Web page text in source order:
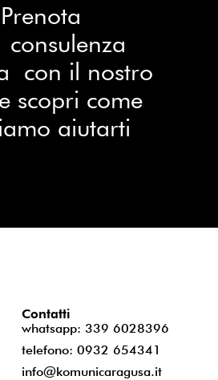
Prenota
con il nostro
scopri come
aiutarti
Contatti
whatsapp: 339 6028396
telefono: 0932 654341
info@komunicaragusa.it